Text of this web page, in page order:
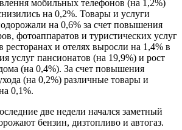
мобильных телефонов (на 1,2%)
на 0,2%. Товары и услуги
на 0,6% за счет повышения
фотоаппаратов и туристических услуг
и отелях выросли на 1,4% в
услуг пансионатов (на 19,9%) и рост
(на 0,4%). За счет повышения
(на 0,2%) различные товары и
0,1%.
две недели начался заметный
бензин, дизтопливо и автогаз.